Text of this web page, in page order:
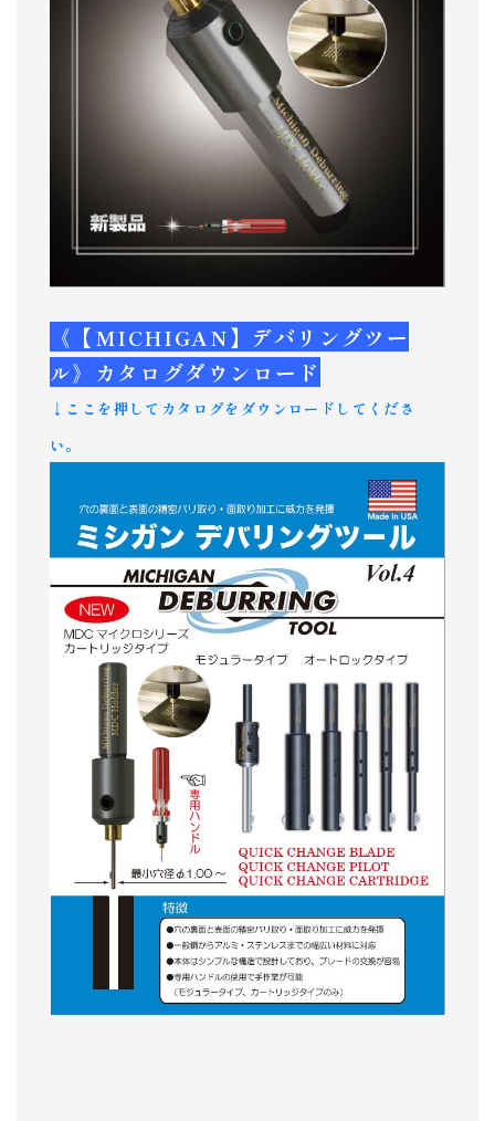
《【MICHIGAN】デバリングツー
ル》カタログダウンロード
↓ここを押してカタログをダウンロードしてくださ
い。